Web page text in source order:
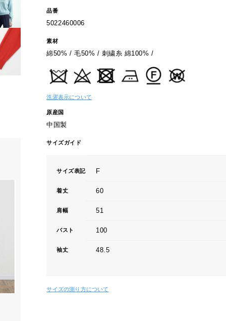
品番
5022460006
素材
綿50% / 毛50% / 刺繍糸 綿100% /
洗濯表示について
原産国
中国製
サイズガイド
サイズ表記 F
着丈 60
肩幅 51
バスト 100
袖丈 48.5
サイズの測り方について